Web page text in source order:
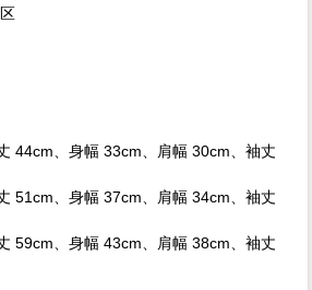
44cm、身幅 33cm、肩幅 30cm、袖丈
51cm、身幅 37cm、肩幅 34cm、袖丈
59cm、身幅 43cm、肩幅 38cm、袖丈